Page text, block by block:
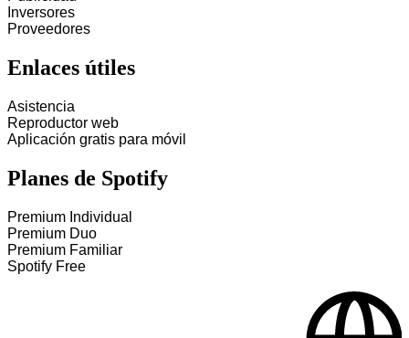
Inversores
Proveedores
Enlaces útiles
Asistencia
Reproductor web
Aplicación gratis para móvil
Planes de Spotify
Premium Individual
Premium Duo
Premium Familiar
Spotify Free